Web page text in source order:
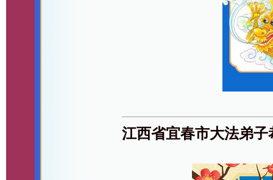
江西省宜春市大法弟